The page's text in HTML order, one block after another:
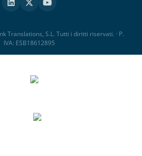
Translations, S.L. Tutti i diritti riservati. · P.
IVA: ESB18612895